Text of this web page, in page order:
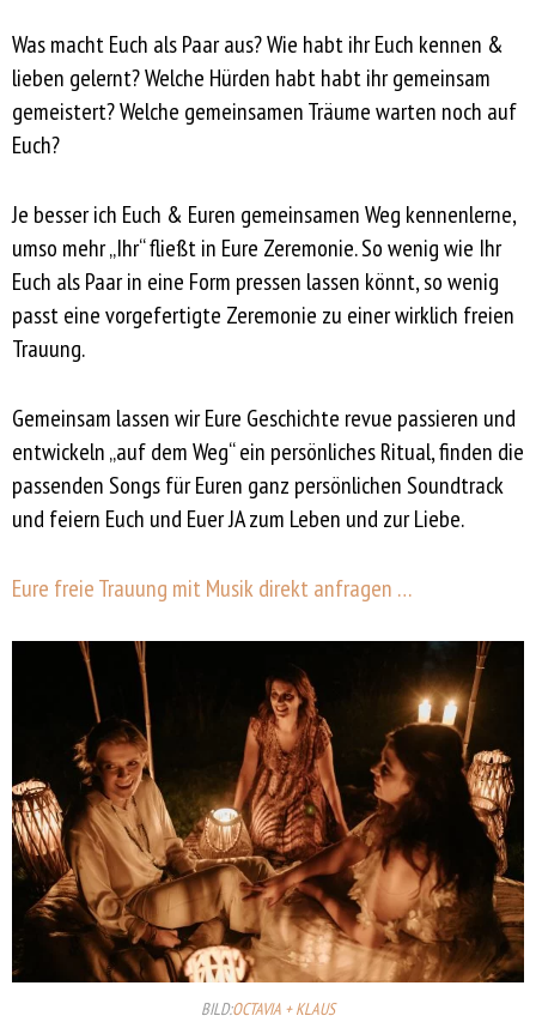
Was macht Euch als Paar aus? Wie habt ihr Euch kennen &
lieben gelernt? Welche Hürden habt habt ihr gemeinsam
gemeistert? Welche gemeinsamen Träume warten noch auf
Euch?
Je besser ich Euch & Euren gemeinsamen Weg kennenlerne,
umso mehr „Ihr“ fließt in Eure Zeremonie. So wenig wie Ihr
Euch als Paar in eine Form pressen lassen könnt, so wenig
passt eine vorgefertigte Zeremonie zu einer wirklich freien
Trauung.
Gemeinsam lassen wir Eure Geschichte revue passieren und
entwickeln „auf dem Weg“ ein persönliches Ritual, finden die
passenden Songs für Euren ganz persönlichen Soundtrack
und feiern Euch und Euer JA zum Leben und zur Liebe.
Eure freie Trauung mit Musik direkt anfragen …
BILD:OCTAVIA + KLAUS